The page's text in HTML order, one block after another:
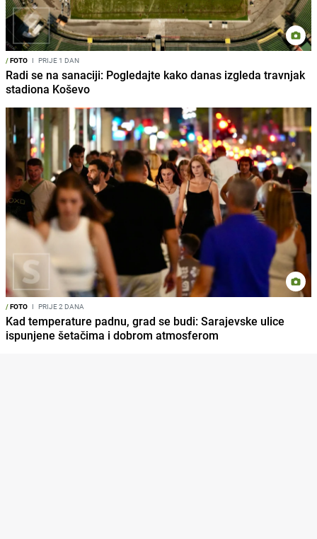
/FOTO I PRIJE 1 DAN
Radi se na sanaciji: Pogledajte kako danas izgleda travnjak
stadiona Koševo
/FOTO I PRIJE 2 DANA
Kad temperature padnu, grad se budi: Sarajevske ulice
ispunjene šetačima i dobrom atmosferom